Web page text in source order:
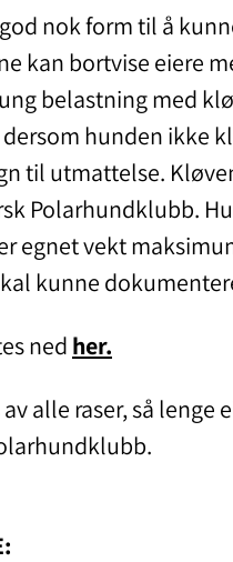
nok form til å
kan bortvise eiere
belastning med
hunden ikke
til utmattelse.
Polarhundklubb.
egnet vekt
kunne
ned her.
alle raser, så lenge